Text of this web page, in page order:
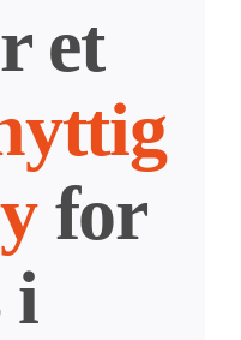
et
for
i